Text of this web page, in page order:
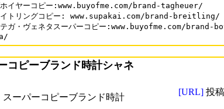
ホイヤーコピー:www.buyofme.com/brand-tagheuer/
イトリングコピー: www.supakai.com/brand-breitling/
ガ・ヴェネタスーパーコピー:www.buyofme.com/brand-
コピーブランド時計シャネ
スーパーコピーブランド時計
[URL] 投